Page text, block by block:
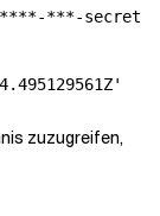
***-
zuzugreifen,